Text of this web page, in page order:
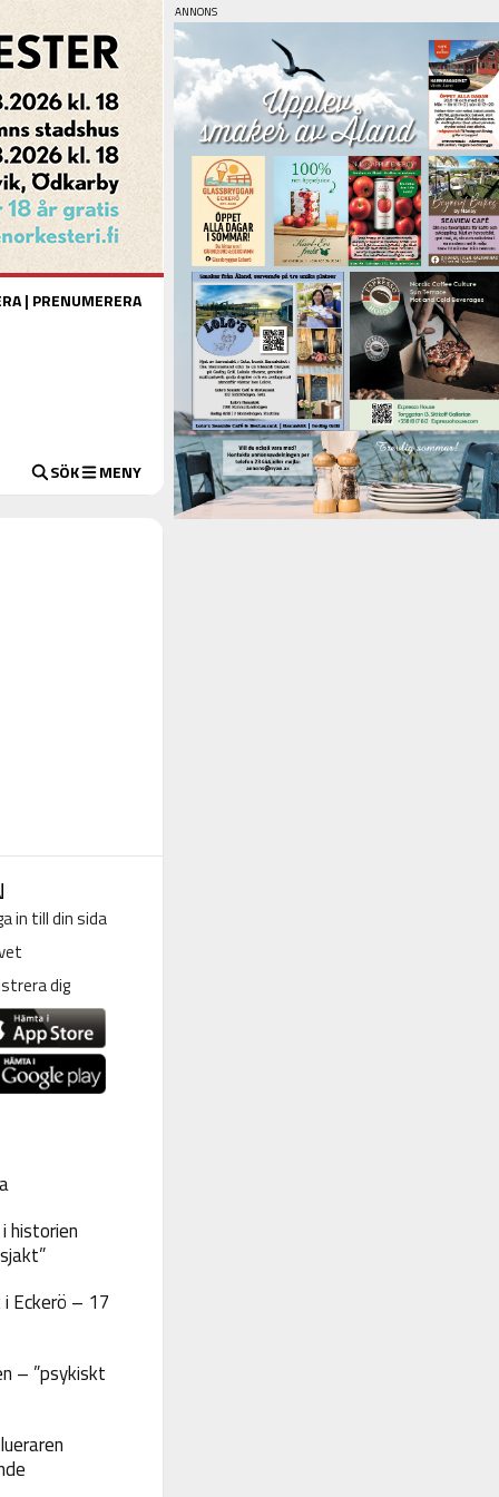
| PRENUMERERA
SÖK MENY
in till din sida
dig
historien
Eckerö – 17
– ”psykiskt